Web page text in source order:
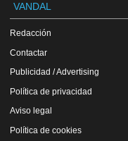
VANDAL
Redacción
Contactar
Publicidad / Advertising
Política de privacidad
Aviso legal
Política de cookies